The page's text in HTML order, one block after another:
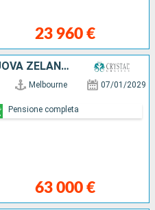
23 960 €
AUSTRALIA, INDONESIA, NUOVA ZELANDA, FIJI (ISOLE), SAMOA, FRANCIA, REGNO UNITO, CILE, ISOLE MALVINE , ARGENTINA, URUGUAY, BRASILE, BARBADOS, DOMINICA, PORTORICO, REPUBBLICA DOMINICANA, ISOLE TURKS E C
Melbourne 07/01/2029
63 000 €
Pensione completa